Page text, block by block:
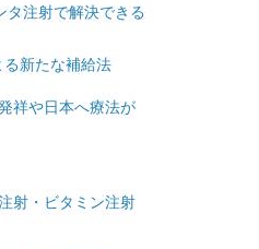
タ注射で解決できる
新たな補給法
祥や日本へ療法が
射・ビタミン注射